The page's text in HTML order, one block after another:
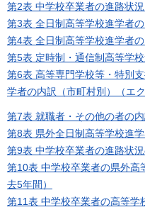
第2表 中学校卒業者の進路状況
第3表 全日制高等学校進学者
第4表 全日制高等学校進学者
第5表 定時制・通信制高等学
第6表 高等専門学校等・特別
学者の内訳（市町村別）（エ
第7表 就職者・その他の者の内
第8表 県外全日制高等学校進学
第9表 中学校卒業者の進路状況
第10表 中学校卒業者の県外高
去5年間）
第11表 中学校卒業者の高等学